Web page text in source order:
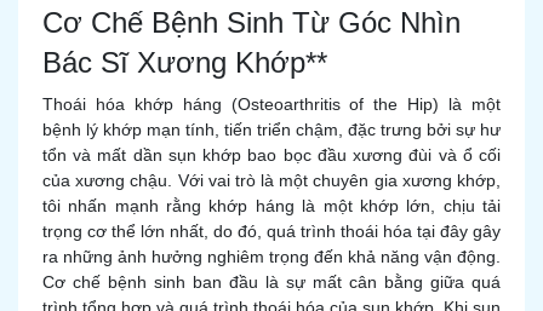
Cơ Chế Bệnh Sinh Từ Góc Nhìn
Bác Sĩ Xương Khớp**
Thoái hóa khớp háng (Osteoarthritis of the Hip) là một
bệnh lý khớp mạn tính, tiến triển chậm, đặc trưng bởi sự hư
tổn và mất dần sụn khớp bao bọc đầu xương đùi và ổ cối
của xương chậu. Với vai trò là một chuyên gia xương khớp,
tôi nhấn mạnh rằng khớp háng là một khớp lớn, chịu tải
trọng cơ thể lớn nhất, do đó, quá trình thoái hóa tại đây gây
ra những ảnh hưởng nghiêm trọng đến khả năng vận động.
Cơ chế bệnh sinh ban đầu là sự mất cân bằng giữa quá